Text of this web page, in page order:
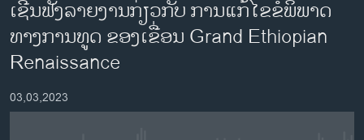
ຂ້າມ
ຂ້າມ
ໄປ
ຫາ
ຊອກ
ຄົ້ນ
ອາເມຣິກາ
ການເລືອກຕັ້ງ ປະທານາທີບໍດີ ສະຫະລັດ 2024
ໂລກ
ເຊີນຟັງລາຍງານກ່ຽວກັບ ການແກ້ໄຂຂໍ້ພິພາດ
ທາງການທູດ ຂອງເຂື່ອນ Grand Ethiopian
Renaissance
03,03,2023